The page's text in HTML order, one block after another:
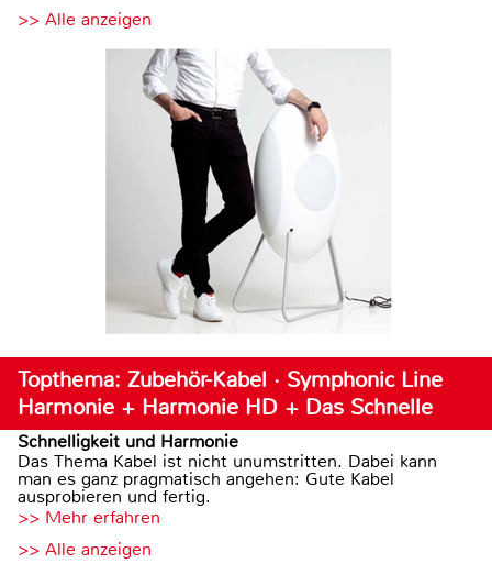
>> Alle anzeigen
Topthema: Zubehör-Kabel · Symphonic Line
Harmonie + Harmonie HD + Das Schnelle
Schnelligkeit und Harmonie
Das Thema Kabel ist nicht unumstritten. Dabei kann
man es ganz pragmatisch angehen: Gute Kabel
ausprobieren und fertig.
>> Mehr erfahren
>> Alle anzeigen